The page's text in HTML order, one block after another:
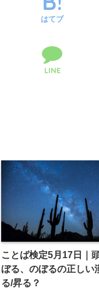
はてブ
LINE
ことば検定5月17日｜
ぼる、のぼるの正しい
る/昇る？